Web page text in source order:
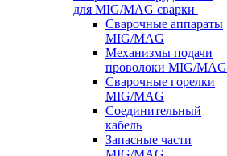
для MIG/MAG сварки
Сварочные аппараты
MIG/MAG
Механизмы подачи
проволоки MIG/MAG
Сварочные горелки
MIG/MAG
Соединительный
кабель
Запасные части